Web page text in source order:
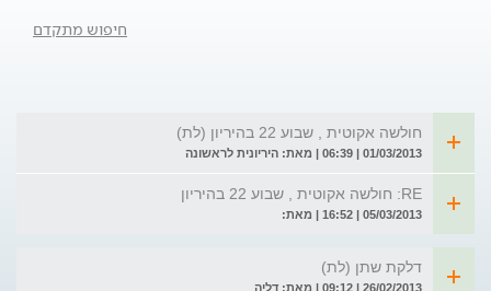
חיפוש מתקדם
חולשה אקוטית , שבוע 22 בהיריון (לת)
01/03/2013 | 06:39 | מאת: היריונית לראשונה
RE: חולשה אקוטית , שבוע 22 בהיריון
05/03/2013 | 16:52 | מאת:
דלקת שתן (לת)
26/02/2013 | 09:12 | מאת: דליה